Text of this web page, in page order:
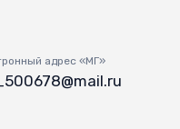
адрес «МГ»